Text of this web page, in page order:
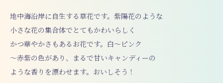
地中海沿岸に自生する草花です。紫陽花のような
小さな花の集合体でとてもかわいらしく
かつ華やかさもあるお花です。白～ピンク
～赤紫の色があり、まるで甘いキャンディーの
ような香りを漂わせます。おいしそう！